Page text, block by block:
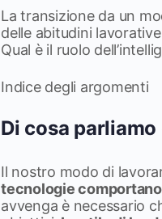
La transizione da un
delle abitudini
Qual è il ruolo
Indice degli argomenti
Di cosa
Il nostro modo di
tecnologie
avvenga è necessario